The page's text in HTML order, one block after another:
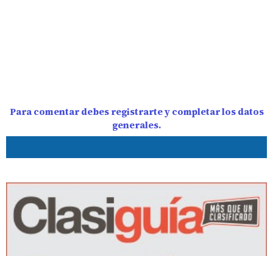
Para comentar debes registrarte y completar los datos
generales.